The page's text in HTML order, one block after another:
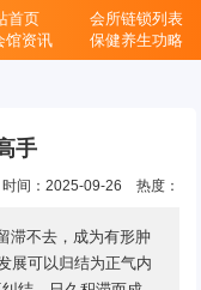
首页
会所链锁列表
馆资讯
保健养生功略
手
时间：2025-09-26 热度：
滞不去，成为有形肿
展可以归结为正气内